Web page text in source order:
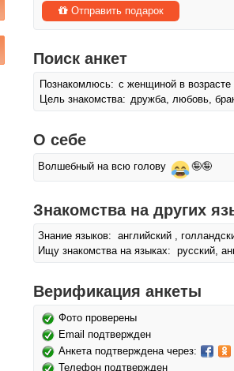
Отправить подарок
Поиск анкет
Познакомлюсь: с женщиной в
Цель знакомства: дружба, любовь,
О себе
Волшебный на всю голову 🤪🤪
Знакомства на других
Знание языков: английский ,
Ищу знакомства на языках: русский,
Верификация анкеты
Фото проверены
Email подтвержден
Анкета подтверждена через:
Телефон подтвержден